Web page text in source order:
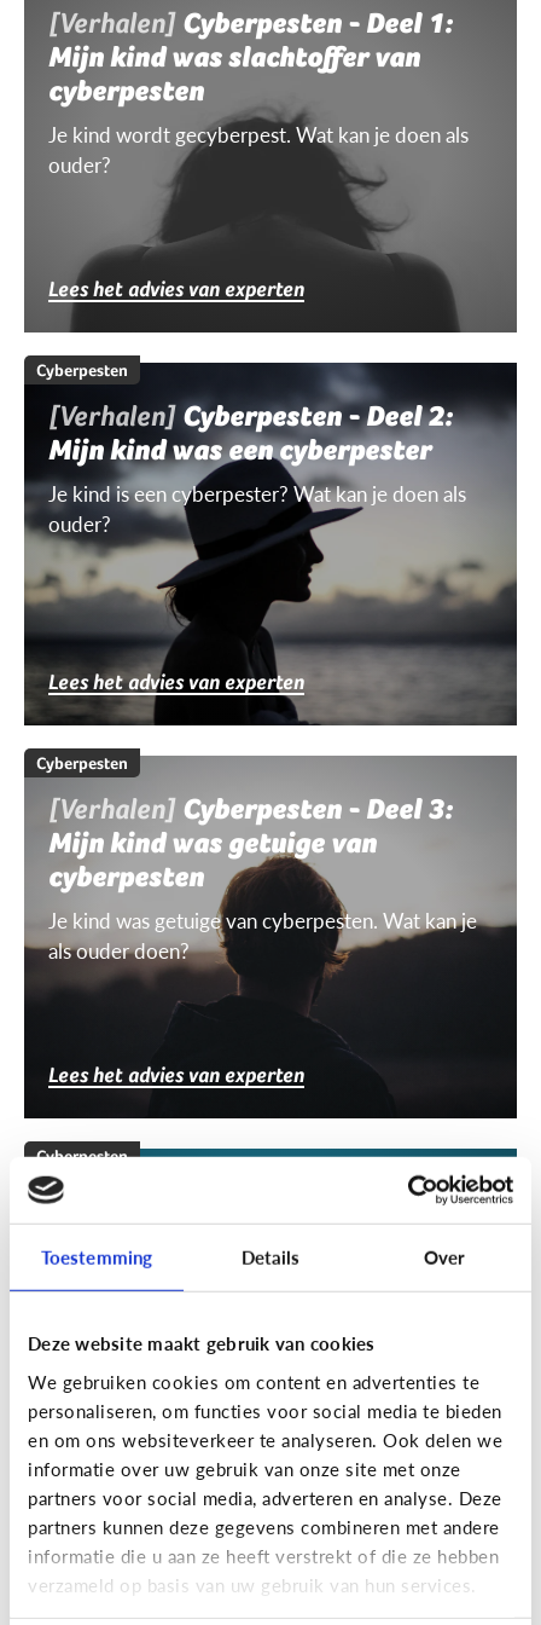
Toestemming Details Over
Deze website maakt gebruik van cookies
We gebruiken cookies om content en advertenties te
personaliseren, om functies voor social media te bieden
en om ons websiteverkeer te analyseren. Ook delen we
informatie over uw gebruik van onze site met onze
partners voor social media, adverteren en analyse. Deze
partners kunnen deze gegevens combineren met andere
informatie die u aan ze heeft verstrekt of die ze hebben
verzameld op basis van uw gebruik van hun services.
[Verhalen] Cyberpesten - Deel 1:
Mijn kind was slachtoffer van
cyberpesten
Je kind wordt gecyberpest. Wat kan je doen als
ouder?
Lees het advies van experten
Cyberpesten
[Verhalen] Cyberpesten - Deel 2:
Mijn kind was een cyberpester
Je kind is een cyberpester? Wat kan je doen als
ouder?
Lees het advies van experten
Cyberpesten
[Verhalen] Cyberpesten - Deel 3:
Mijn kind was getuige van
cyberpesten
Je kind was getuige van cyberpesten. Wat kan je
als ouder doen?
Lees het advies van experten
Cyberpesten
[Klik & Print]
cyberpesten
Cyberpesten
Welke tieners lopen een groter